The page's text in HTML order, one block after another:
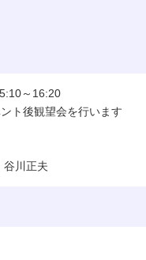
～16:20
ト後観望会を行います
谷川正夫